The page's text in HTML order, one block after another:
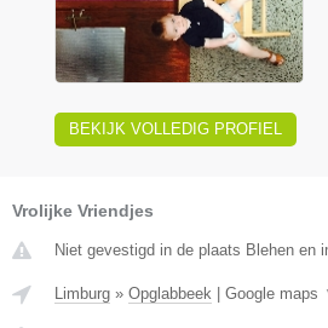
BEKIJK VOLLEDIG PROFIEL
Vrolijke Vriendjes
Niet gevestigd in de plaats Blehen en
Limburg » Opglabbeek Google maps